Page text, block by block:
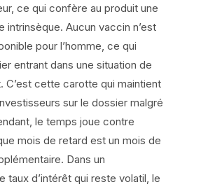
ce qui confère au produit une
intrinsèque. Aucun vaccin n’est
pour l’homme, ce qui
entrant dans une situation de
C’est cette carotte qui maintient
sur le dossier malgré
le temps joue contre
mois de retard est un mois de
Dans un
taux d’intérêt qui reste volatil, le